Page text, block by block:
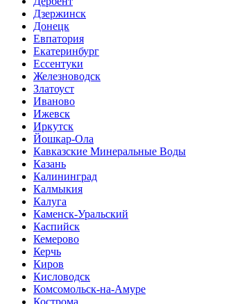
Дзержинск
Донецк
Евпатория
Екатеринбург
Ессентуки
Железноводск
Златоуст
Иваново
Ижевск
Иркутск
Йошкар-Ола
Кавказские Минеральные Воды
Казань
Калининград
Калмыкия
Калуга
Каменск-Уральский
Каспийск
Кемерово
Керчь
Киров
Кисловодск
Комсомольск-на-Амуре
Кострома